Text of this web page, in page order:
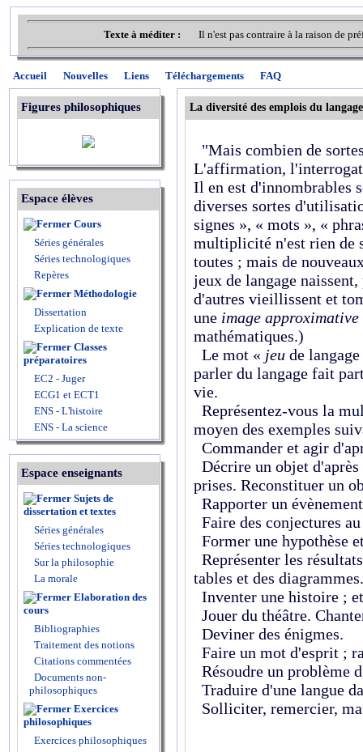
Texte à méditer : Il n'est pas contraire à la raison de
Accueil Nouvelles Liens Téléchargements FAQ
Figures philosophiques
Espace élèves
Cours
Séries générales
Séries technologiques
Repères
Méthodologie
Dissertation
Explication de texte
Classes
préparatoires
EC2 - Juger
ECG1 et ECT1
ENS - L'histoire
ENS - La science
Espace enseignants
Sujets de
dissertation et textes
Séries générales
Séries technologiques
Sur la philosophie
La morale
Elaboration des
cours
Bibliographies
Traitement des notions
Citations commentées
Documents non-
philosophiques
Exercices
philosophiques
Exercices philosophiques
La diversité des emplois du langage
"Mais combien de
L'affirmation,
Il en est d'innombrables
diverses sortes
signes », « mots », «
multiplicité n'est rien de
toutes ; mais de
jeux de langage
d'autres vieillissent et
une image approximative
mathématiques.)
Le mot « jeu de
parler du langage fait
vie.
Représentez-vous la
moyen des exemples
Commander et agir
Décrire un objet d'après
prises. Reconstituer un
Rapporter un
Faire des conjectures
Former une hypothèse
Représenter les
tables et des diagrammes.
Inventer une histoire ;
Jouer du théâtre.
Deviner des énigmes.
Faire un mot d'esprit ;
Résoudre un problème
Traduire d'une langue
Solliciter, remercier,